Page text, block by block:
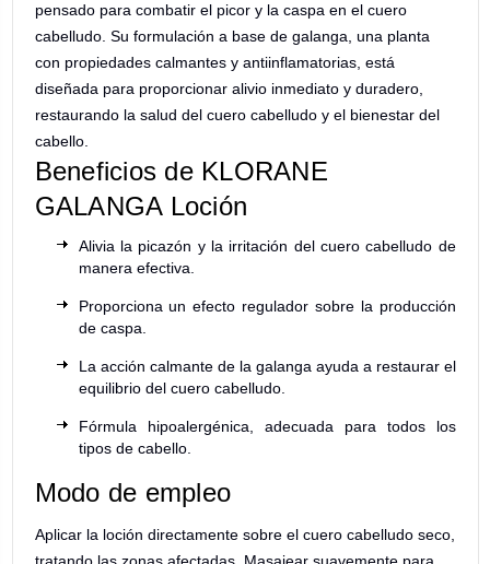
pensado para combatir el picor y la caspa en el cuero
cabelludo. Su formulación a base de galanga, una planta
con propiedades calmantes y antiinflamatorias, está
diseñada para proporcionar alivio inmediato y duradero,
restaurando la salud del cuero cabelludo y el bienestar del
cabello.
Beneficios de KLORANE
GALANGA Loción
Alivia la picazón y la irritación del cuero cabelludo de
manera efectiva.
Proporciona un efecto regulador sobre la producción
de caspa.
La acción calmante de la galanga ayuda a restaurar el
equilibrio del cuero cabelludo.
Fórmula hipoalergénica, adecuada para todos los
tipos de cabello.
Modo de empleo
Aplicar la loción directamente sobre el cuero cabelludo seco,